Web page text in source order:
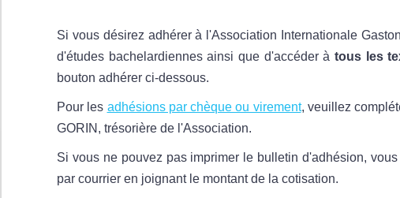
Si vous désirez adhérer à l'Association Internationale
d'études bachelardiennes ainsi que d'accéder à tous les
bouton adhérer ci-dessous.
Pour les adhésions par chèque ou virement, veuillez
GORIN, trésorière de l'Association.
Si vous ne pouvez pas imprimer le bulletin d'adhésion,
par courrier en joignant le montant de la cotisation.